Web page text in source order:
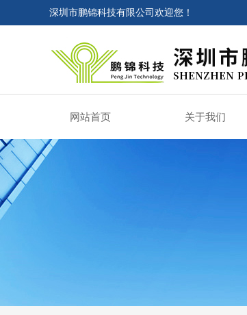
深圳市鹏锦科技有限公司欢迎您！
网站首页 关于我们